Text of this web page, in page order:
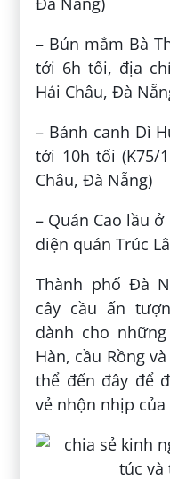
– Bún mắm Bà
tới 6h tối, địa
Hải Châu, Đà
– Bánh canh Dì
tới 10h tối (K75/
Châu, Đà Nẵng)
– Quán Cao lầu
diện quán Trúc
Thành phố Đà
cây cầu ấn
dành cho
Hàn, cầu Rồng
thể đến đây để
vẻ nhộn nhịp